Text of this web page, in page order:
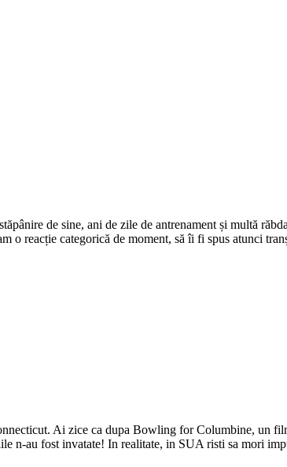
de sine, ani de zile de antrenament și multă
o reacție categorică de moment, să îi fi spus atunci
Ai zice ca dupa Bowling for Columbine, un
n-au fost invatate! In realitate, in SUA risti sa mori